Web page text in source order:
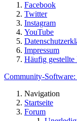
Facebook
Twitter
Instagram
YouTube
Impressum
Häufig gestellte
Community-Software:
Navigation
Startseite
Forum